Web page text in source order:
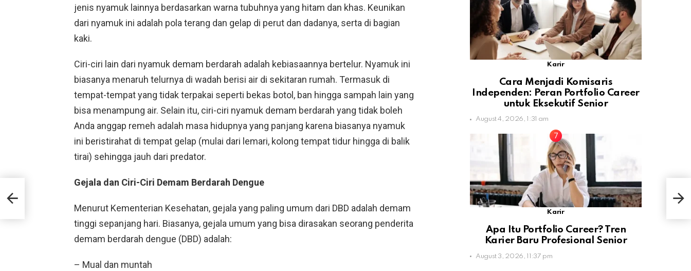
jenis nyamuk lainnya berdasarkan warna tubuhnya yang hitam dan khas. Keunikan
dari nyamuk ini adalah pola terang dan gelap di perut dan dadanya, serta di bagian
kaki.
Ciri-ciri lain dari nyamuk demam berdarah adalah kebiasaannya bertelur. Nyamuk ini
biasanya menaruh telurnya di wadah berisi air di sekitaran rumah. Termasuk di
tempat-tempat yang tidak terpakai seperti bekas botol, ban hingga sampah lain yang
bisa menampung air. Selain itu, ciri-ciri nyamuk demam berdarah yang tidak boleh
Anda anggap remeh adalah masa hidupnya yang panjang karena biasanya nyamuk
ini beristirahat di tempat gelap (mulai dari lemari, kolong tempat tidur hingga di balik
tirai) sehingga jauh dari predator.
Gejala dan Ciri-Ciri Demam Berdarah Dengue
Menurut Kementerian Kesehatan, gejala yang paling umum dari DBD adalah demam
tinggi sepanjang hari. Biasanya, gejala umum yang bisa dirasakan seorang penderita
demam berdarah dengue (DBD) adalah:
– Mual dan muntah
Karir
Cara Menjadi Komisaris
Independen: Peran Portfolio Career
untuk Eksekutif Senior
August 4, 2026, 1:31 am
Karir
Apa Itu Portfolio Career? Tren
Karier Baru Profesional Senior
August 3, 2026, 11:37 pm